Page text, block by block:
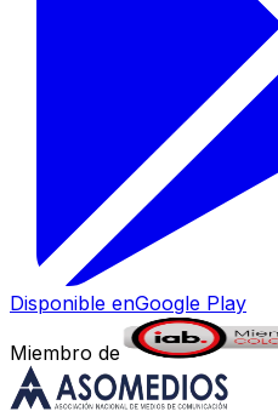
Disponible enGoogle Play
Miembro de